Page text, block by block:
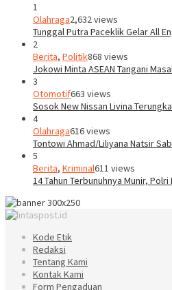
1
Olahraga2,632 views
Tunggal Putra Paceklik Gelar All
2
Berita, Politik868 views
Jokowi Minta ASEAN Tangani
3
Otomotif663 views
Sosok New Nissan Livina
4
Olahraga616 views
Tontowi Ahmad/Liliyana Natsir
5
Berita, Kriminal611 views
14 Tahun Terbunuhnya Munir,
Kode Etik
Redaksi
Tentang Kami
Kontak Kami
Form Pengaduan